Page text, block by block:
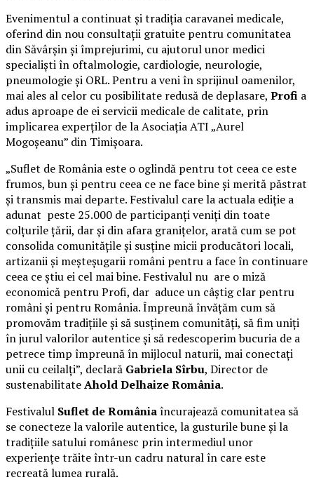
Evenimentul a continuat și tradiția caravanei medicale,
oferind din nou consultații gratuite pentru comunitatea
din Săvârșin și împrejurimi, cu ajutorul unor medici
specialiști în oftalmologie, cardiologie, neurologie,
pneumologie și ORL. Pentru a veni în sprijinul oamenilor,
mai ales al celor cu posibilitate redusă de deplasare, Profi a
adus aproape de ei servicii medicale de calitate, prin
implicarea experților de la Asociația ATI „Aurel
Mogoșeanu” din Timișoara.
„Suflet de România este o oglindă pentru tot ceea ce este
frumos, bun și pentru ceea ce ne face bine și merită păstrat
și transmis mai departe. Festivalul care la actuala ediție a
adunat peste 25.000 de participanți veniți din toate
colțurile țării, dar și din afara granițelor, arată cum se pot
consolida comunitățile și susține micii producători locali,
artizanii și meșteșugarii români pentru a face în continuare
ceea ce știu ei cel mai bine. Festivalul nu are o miză
economică pentru Profi, dar aduce un câștig clar pentru
români și pentru România. Împreună învățăm cum să
promovăm tradițiile și să susținem comunități, să fim uniți
în jurul valorilor autentice și să redescoperim bucuria de a
petrece timp împreună în mijlocul naturii, mai conectați
unii cu ceilalți”, declară Gabriela Sîrbu, Director de
sustenabilitateAhold Delhaize România.
Festivalul Suflet de Româniaîncurajează comunitatea să
se conecteze la valorile autentice, la gusturile bune și la
tradițiile satului românesc prin intermediul unor
experiențe trăite într-un cadru natural în care este
recreată lumea rurală.